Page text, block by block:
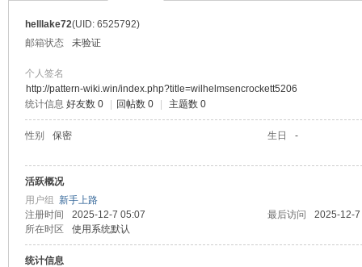
helllake72(UID: 6525792)
邮箱状态
未验证
个人签名
http://pattern-wiki.win/index.php?title=wilhelmsencrockett5206
统计信息 好友数 0 回帖数 0 主题数 0
性别 保密 生日 -
活跃概况
用户组 新手上路
注册时间
2025-12-7 05:07 最后访问
2025-12-
所在时区
使用系统默认
统计信息